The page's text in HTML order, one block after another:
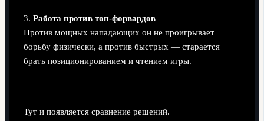
3. Работа против топ-форвардов
Против мощных нападающих он не проигрывает
борьбу физически, а против быстрых — старается
брать позиционированием и чтением игры.
Тут и появляется сравнение решений.